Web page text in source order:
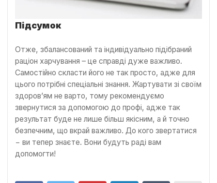
Підсумок
Отже, збалансований та індивідуально підібраний
раціон харчування – це справді дуже важливо.
Самостійно скласти його не так просто, адже для
цього потрібні спеціальні знання. Жартувати зі своїм
здоров’ям не варто, тому рекомендуємо
звернутися за допомогою до профі, адже так
результат буде не лише більш якісним, а й точно
безпечним, що вкрай важливо. До кого звертатися
− ви тепер знаєте. Вони будуть раді вам
допомогти!